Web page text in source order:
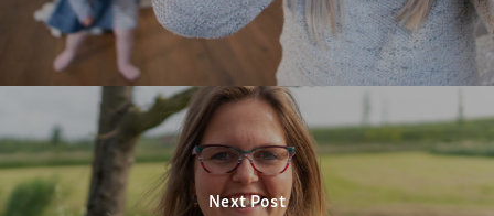
Next Post